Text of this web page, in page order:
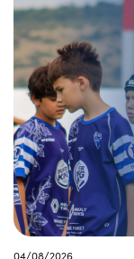
04/08/2026